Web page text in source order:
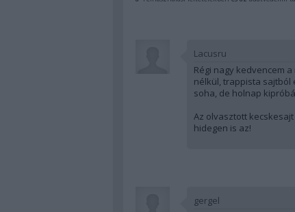
Lacusru
Régi nagy kedvencem
nélkül, trappista sajtból
soha, de holnap
Az olvasztott
hidegen is az!
gergel